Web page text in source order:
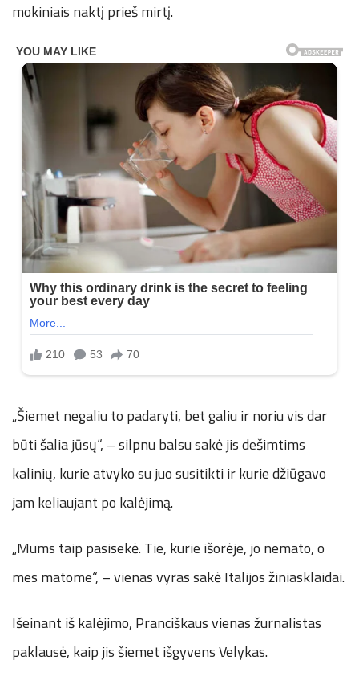
mokiniais naktį prieš mirtį.
„Šiemet negaliu to padaryti, bet galiu ir noriu vis dar
būti šalia jūsų“, – silpnu balsu sakė jis dešimtims
kalinių, kurie atvyko su juo susitikti ir kurie džiūgavo
jam keliaujant po kalėjimą.
„Mums taip pasisekė. Tie, kurie išorėje, jo nemato, o
mes matome“, – vienas vyras sakė Italijos žiniasklaidai.
Išeinant iš kalėjimo, Pranciškaus vienas žurnalistas
paklausė, kaip jis šiemet išgyvens Velykas.